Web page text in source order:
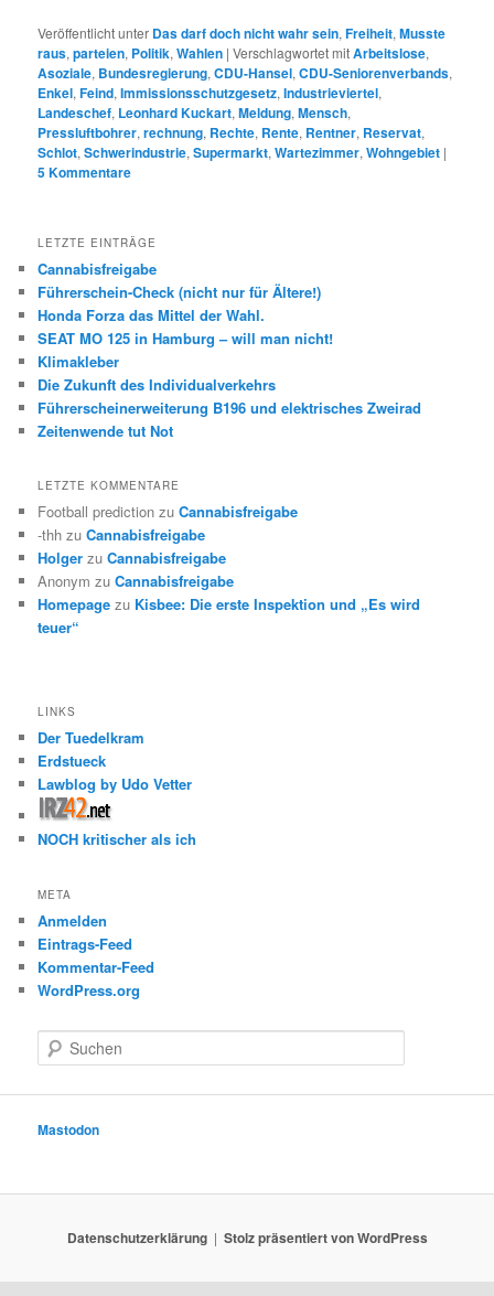
Veröffentlicht unter Das darf doch nicht wahr sein,Freiheit,Musste
raus,parteien, Politik,Wahlen |Verschlagwortet mitArbeitslose,
Asoziale, Bundesregierung,CDU-Hansel,CDU-Seniorenverbands,
Enkel,Feind,Immissionsschutzgesetz,Industrieviertel,
Landeschef, Leonhard Kuckart,Meldung,Mensch,
Pressluftbohrer,rechnung, Rechte, Rente, Rentner, Reservat,
Schlot,Schwerindustrie,Supermarkt,Wartezimmer,Wohngebiet |
5Kommentare
LETZTE EINTRÄGE
Cannabisfreigabe
Führerschein-Check (nicht nur für Ältere!)
Honda Forza das Mittel der Wahl.
SEAT MO 125 in Hamburg – will man nicht!
Klimakleber
Die Zukunft des Individualverkehrs
Führerscheinerweiterung B196 und elektrisches Zweirad
Zeitenwende tut Not
LETZTE KOMMENTARE
Football prediction zuCannabisfreigabe
-thh zuCannabisfreigabe
Holger zuCannabisfreigabe
Anonym zuCannabisfreigabe
Homepage zu Kisbee: Die erste Inspektion und „Es wird
teuer“
LINKS
Der Tuedelkram
Erdstueck
Lawblog by Udo Vetter
NOCH kritischer als ich
META
Anmelden
Eintrags-Feed
Kommentar-Feed
WordPress.org
u
e
Mastodon
Datenschutzerklärung Stolz präsentiert von WordPress